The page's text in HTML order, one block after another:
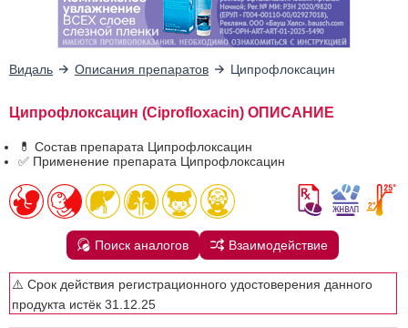
Видаль Описания препаратов Ципрофлоксацин
Ципрофлоксацин (Ciprofloxacin) ОПИСАНИЕ
💊 Состав препарата Ципрофлоксацин
✅ Применение препарата Ципрофлоксацин
Поиск аналогов Взаимодействие
⚠️ Срок действия регистрационного удостоверения данного
продукта истёк 31.12.25